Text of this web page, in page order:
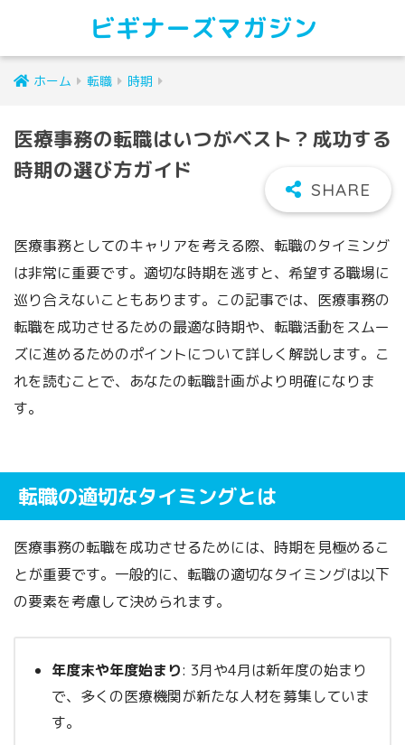
ビギナーズマガジン
ホーム 転職 時期
医療事務の転職はいつがベスト？成功する
時期の選び方ガイド
医療事務としてのキャリアを考える際、転職のタイミング
は非常に重要です。適切な時期を逃すと、希望する職場に
巡り合えないこともあります。この記事では、医療事務の
転職を成功させるための最適な時期や、転職活動をスムー
ズに進めるためのポイントについて詳しく解説します。こ
れを読むことで、あなたの転職計画がより明確になりま
す。
転職の適切なタイミングとは
医療事務の転職を成功させるためには、時期を見極めるこ
とが重要です。一般的に、転職の適切なタイミングは以下
の要素を考慮して決められます。
年度末や年度始まり: 3月や4月は新年度の始まり
で、多くの医療機関が新たな人材を募集していま
す。